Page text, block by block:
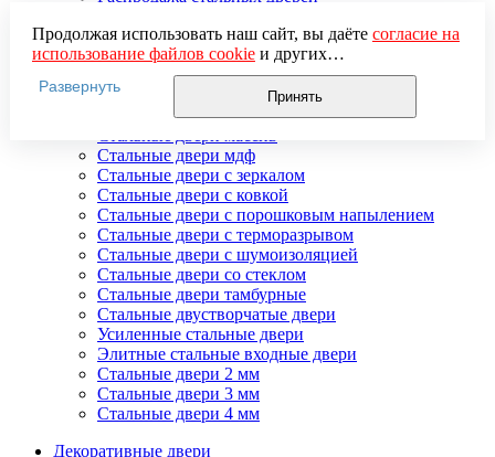
Стальная дверь на дачу
Стальные взломостойкие двери
Стальные входные двери в квартиру
Стальные двери в подъезд
Стальные двери внутреннего открывания
Стальные двери мдф
Стальные двери с зеркалом
Стальные двери с ковкой
Стальные двери с порошковым напылением
Стальные двери с терморазрывом
Стальные двери с шумоизоляцией
Стальные двери со стеклом
Стальные двери тамбурные
Стальные двустворчатые двери
Усиленные стальные двери
Элитные стальные входные двери
Стальные двери 2 мм
Стальные двери 3 мм
Стальные двери 4 мм
Декоративные двери
Продолжая использовать наш сайт, вы даёте согласие на
использование файлов cookieи других
пользовательских данных (включая IP-адрес, сведения о
местоположении, устройстве, действиях на сайте и т. п.)
для функционирования сайта, проведения
использования систем аналитики (например,
Яндекс.Метрика), в соответствии с нашей
обработки персональных данных.
Если вы не хотите, чтобы ваши данные обрабатывались,
настройте ограничения в браузере или покиньте сайт.
Развернуть
Принять